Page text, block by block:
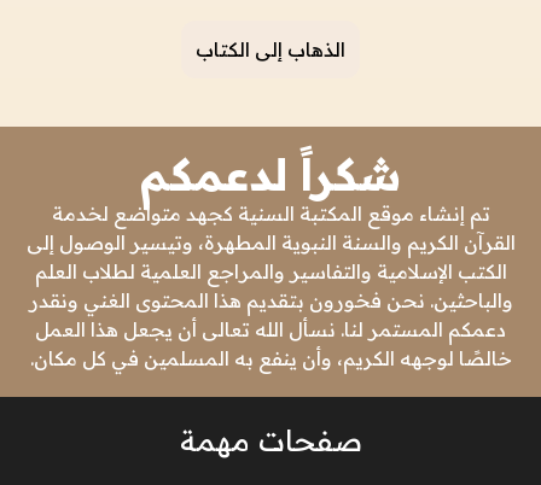
الذهاب إلى الكتاب
شكراً لدعمكم
تم إنشاء موقع المكتبة السنية كجهد متواضع لخدمة
القرآن الكريم والسنة النبوية المطهرة، وتيسير الوصول إلى
الكتب الإسلامية والتفاسير والمراجع العلمية لطلاب العلم
والباحثين. نحن فخورون بتقديم هذا المحتوى الغني ونقدر
دعمكم المستمر لنا. نسأل الله تعالى أن يجعل هذا العمل
خالصًا لوجهه الكريم، وأن ينفع به المسلمين في كل مكان.
صفحات مهمة